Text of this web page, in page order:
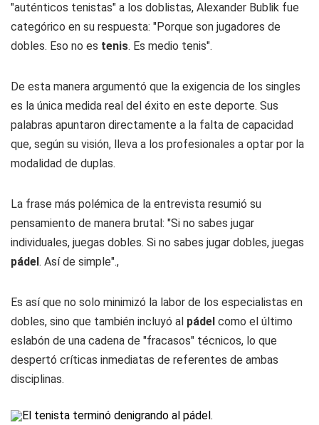
"auténticos tenistas" a los doblistas, Alexander Bublik fue
categórico en su respuesta: "Porque son jugadores de
dobles. Eso no es tenis. Es medio tenis".
De esta manera argumentó que la exigencia de los singles
es la única medida real del éxito en este deporte. Sus
palabras apuntaron directamente a la falta de capacidad
que, según su visión, lleva a los profesionales a optar por la
modalidad de duplas.
La frase más polémica de la entrevista resumió su
pensamiento de manera brutal: "Si no sabes jugar
individuales, juegas dobles. Si no sabes jugar dobles, juegas
pádel. Así de simple".,
Es así que no solo minimizó la labor de los especialistas en
dobles, sino que también incluyó al pádel como el último
eslabón de una cadena de "fracasos" técnicos, lo que
despertó críticas inmediatas de referentes de ambas
disciplinas.